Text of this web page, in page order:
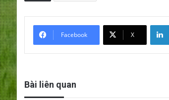
Facebook X
Bài liên quan